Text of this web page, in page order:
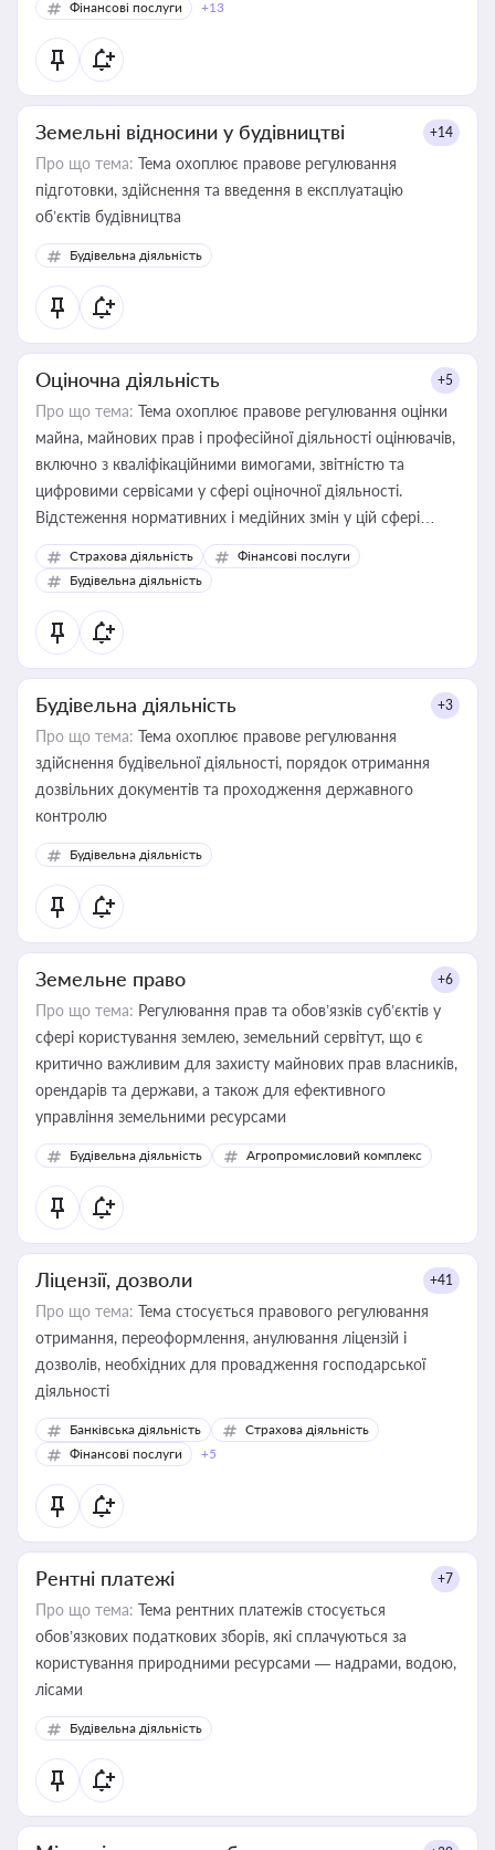
Фінансові послуги +13
Земельні відносини у будівництві +14
Про що тема: Тема охоплює правове регулювання
підготовки, здійснення та введення в експлуатацію
об’єктів будівництва
Будівельна діяльність
Оціночна діяльність +5
Про що тема: Тема охоплює правове регулювання оцінки
майна, майнових прав і професійної діяльності оцінювачів,
включно з кваліфікаційними вимогами, звітністю та
цифровими сервісами у сфері оціночної діяльності.
Відстеження нормативних і медійних змін у цій сфері
корисне для власника бізнесу, керівника, юриста або
бухгалтера під час оподаткування, приватизації, оренди
державного майна, корпоративних угод і перевірки
статусу суб'єктів оціночної діяльності
Страхова діяльність
Фінансові послуги
Будівельна діяльність
Будівельна діяльність +3
Про що тема: Тема охоплює правове регулювання
здійснення будівельної діяльності, порядок отримання
дозвільних документів та проходження державного
контролю
Будівельна діяльність
Земельне право +6
Про що тема: Регулювання прав та обов’язків суб’єктів у
сфері користування землею, земельний сервітут, що є
критично важливим для захисту майнових прав власників,
орендарів та держави, а також для ефективного
управління земельними ресурсами
Будівельна діяльність Агропромисловий комплекс
Ліцензії, дозволи +41
Про що тема: Тема стосується правового регулювання
отримання, переоформлення, анулювання ліцензій і
дозволів, необхідних для провадження господарської
діяльності
Банківська діяльність
Страхова діяльність
Фінансові послуги
+5
Рентні платежі +7
Про що тема: Тема рентних платежів стосується
обов’язкових податкових зборів, які сплачуються за
користування природними ресурсами — надрами, водою,
лісами
Будівельна діяльність